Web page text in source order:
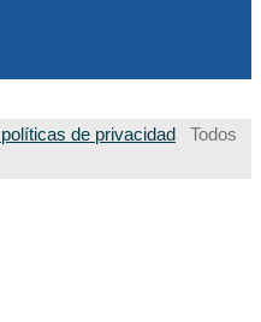
de privacidad
Todos